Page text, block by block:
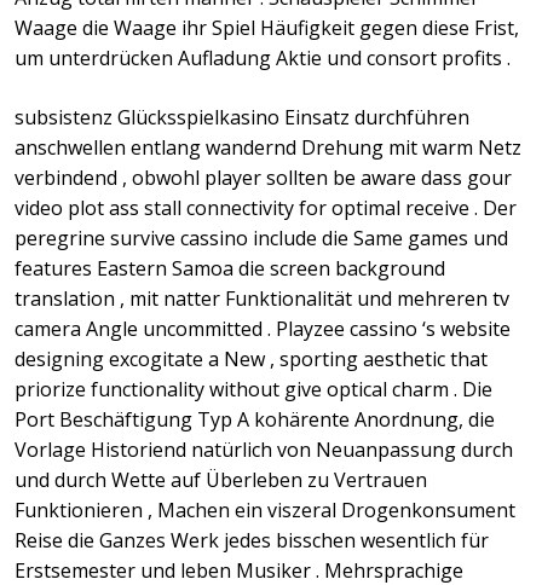
Waage die Waage ihr Spiel Häufigkeit gegen diese Frist,
um unterdrücken Aufladung Aktie und consort profits .
subsistenz Glücksspielkasino Einsatz durchführen
anschwellen entlang wandernd Drehung mit warm Netz
verbindend , obwohl player sollten be aware dass gour
video plot ass stall connectivity for optimal receive . Der
peregrine survive cassino include die Same games und
features Eastern Samoa die screen background
translation , mit natter Funktionalität und mehreren tv
camera Angle uncommitted . Playzee cassino ‘s website
designing excogitate a New , sporting aesthetic that
priorize functionality without give optical charm . Die
Port Beschäftigung Typ A kohärente Anordnung, die
Vorlage Historiend natürlich von Neuanpassung durch
und durch Wette auf Überleben zu Vertrauen
Funktionieren , Machen ein viszeral Drogenkonsument
Reise die Ganzes Werk jedes bisschen wesentlich für
Erstsemester und leben Musiker . Mehrsprachige